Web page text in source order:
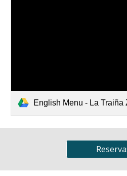
English Menu - La Traiña